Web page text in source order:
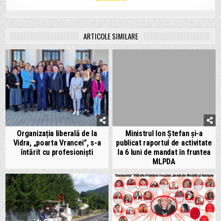
ARTICOLE SIMILARE
Organizația liberală de la
Vidra, „poarta Vrancei”, s-a
întărit cu profesioniști
Ministrul Ion Ștefan și-a
publicat raportul de activitate
la 6 luni de mandat în fruntea
MLPDA